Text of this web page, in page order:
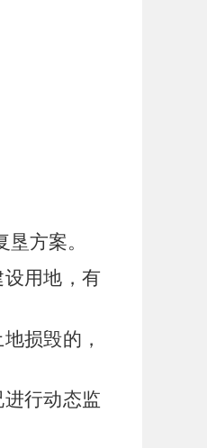
方案。
用地，有
损毁的，
行动态监